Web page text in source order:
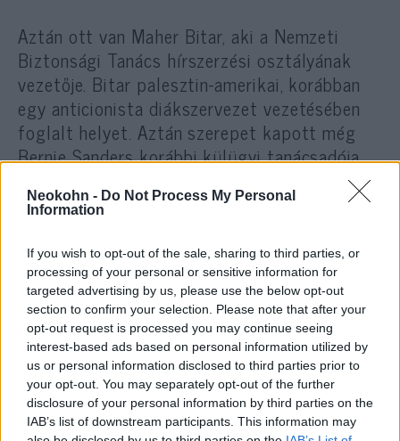
Neokohn - Do Not Process My Personal
Information
If you wish to opt-out of the sale, sharing to third parties, or
processing of your personal or sensitive information for
targeted advertising by us, please use the below opt-out
section to confirm your selection. Please note that after your
opt-out request is processed you may continue seeing
interest-based ads based on personal information utilized by
us or personal information disclosed to third parties prior to
your opt-out. You may separately opt-out of the further
disclosure of your personal information by third parties on the
IAB’s list of downstream participants. This information may
Aztán ott van Maher Bitar, aki a Nemzeti
Biztonsági Tanács hírszerzési osztályának
vezetője. Bitar palesztin-amerikai, korábban
egy anticionista diákszervezet vezetésében
foglalt helyet. Aztán szerepet kapott még
Bernie Sanders korábbi külügyi tanácsadója,
tengeri blokádját a déli szegregációhoz
külügyben.
A szerző megemlíti, hogy Blinken
hangsúlyozza elnökének Izrael-barátságát:
mint mondja, 2014-ben, mikor Izraelt
rakétákkal lőtték Gázából, Biden
kongresszusi támogatást sürgetett a
Vaskupola számára.